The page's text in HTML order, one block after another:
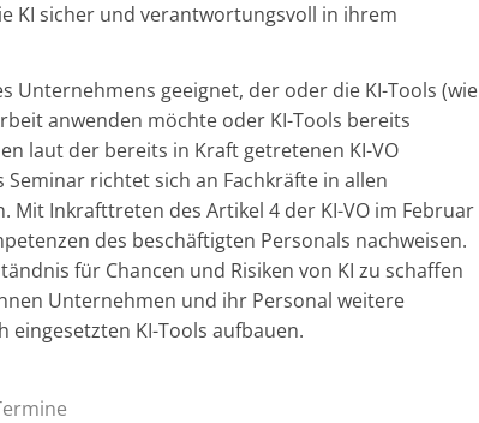
KI sicher und verantwortungsvoll in ihrem
Unternehmens geeignet, der oder die KI-Tools (wie
anwenden möchte oder KI-Tools bereits
laut der bereits in Kraft getretenen KI-VO
richtet sich an Fachkräfte in allen
Inkrafttreten des Artikel 4 der KI-VO im Februar
des beschäftigten Personals nachweisen.
für Chancen und Risiken von KI zu schaffen
Unternehmen und ihr Personal weitere
KI-Tools aufbauen.